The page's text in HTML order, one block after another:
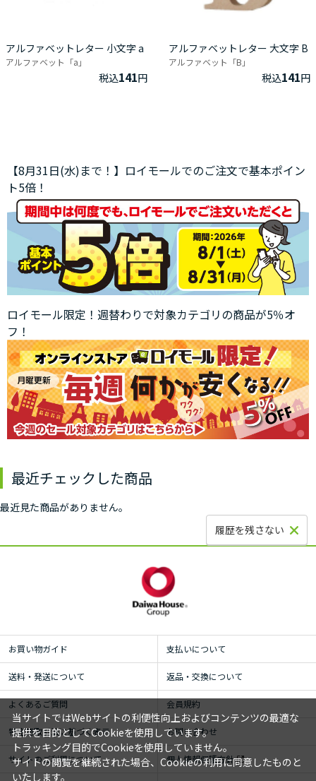
アルファベットレター 小文字 a
アルファベット「a」
税込141円
アルファベットレター 大文字 B
アルファベット「B」
税込141円
【8月31日(水)まで！】ロイモールでのご注文で基本ポイン
ト5倍！
ロイモール限定！週替わりで対象カテゴリの商品が5％オ
フ！
最近チェックした商品
最近見た商品がありません。
履歴を残さない
お買い物ガイド 支払いについて
送料・発送について 返品・交換について
よくあるご質問 会員規約
特定商取引法に基づく表示 お問い合わせ
サイトのご利用について 個人情報保護方針
当サイトではWebサイトの利便性向上およびコンテンツの最適な
提供を目的としてCookieを使用しています。
トラッキング目的でCookieを使用していません。
サイトの閲覧を継続された場合、Cookieの利用に同意したものと
いたします。